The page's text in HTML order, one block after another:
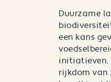
Duurzame
een kans
initiatieven.
rijkdom van